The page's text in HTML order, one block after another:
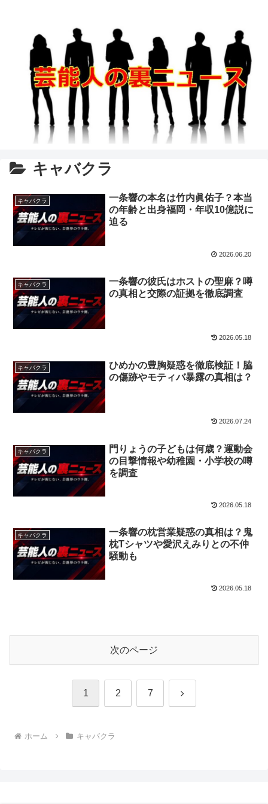
キャバクラ
キャバクラ
一条響の本名は竹内眞佑子？本当
の年齢と出身福岡・年収10億説に
迫る
2026.06.20
キャバクラ
一条響の彼氏はホストの聖麻？噂
の真相と交際の証拠を徹底調査
2026.05.18
キャバクラ
ひめかの豊胸疑惑を徹底検証！脇
の傷跡やモティバ暴露の真相は？
2026.07.24
キャバクラ
門りょうの子どもは何歳？運動会
の目撃情報や幼稚園・小学校の噂
を調査
2026.05.18
キャバクラ
一条響の枕営業疑惑の真相は？鬼
枕Tシャツや愛沢えみりとの不仲
騒動も
2026.05.18
次のページ
1 2 7 次
ホーム キャバクラ